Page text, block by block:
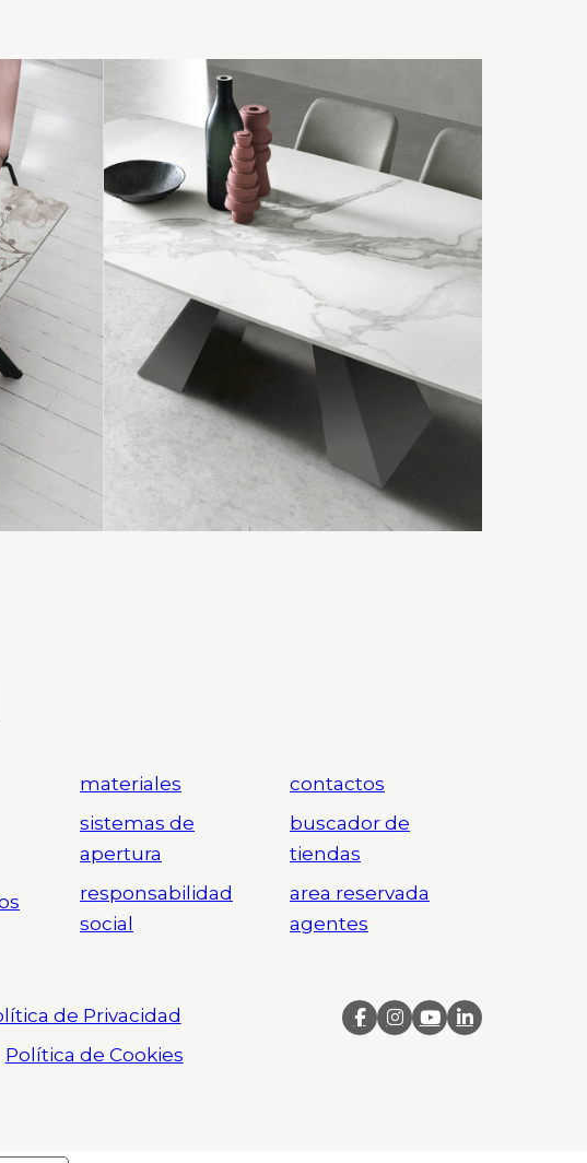
materiales
sistemas de
apertura
responsabilidad
social
contactos
buscador de
tiendas
area reservada
agentes
de Privacidad
Política de Cookies